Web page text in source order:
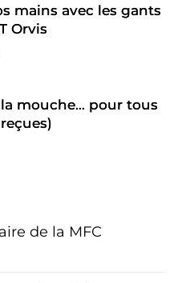
mains avec les gants
Orvis
la mouche… pour tous
de la MFC